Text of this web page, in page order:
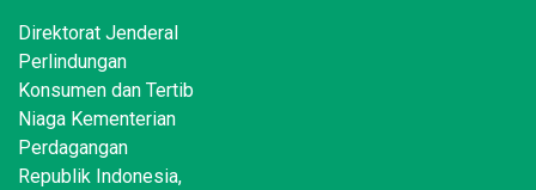
Direktorat Jenderal
Perlindungan
Konsumen dan Tertib
Niaga Kementerian
Perdagangan
Republik Indonesia,